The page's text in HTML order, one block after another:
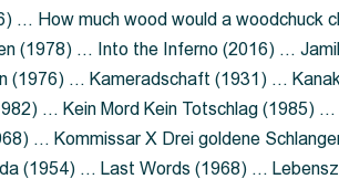
… How much wood would a woodchuck
(1978) … Into the Inferno (2016) …
(1976) … Kameradschaft (1931) …
… Kein Mord Kein Totschlag (1985)
… Kommissar X Drei goldene
(1954) … Last Words (1968) …